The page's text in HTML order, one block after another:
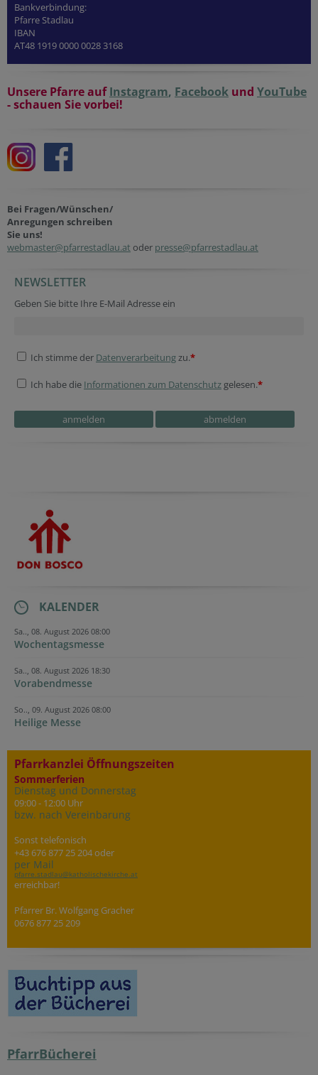
Bankverbindung:
Pfarre Stadlau
IBAN
AT48 1919 0000 0028 3168
Unsere Pfarre auf Instagram, Facebook und YouTube
- schauen Sie vorbei!
Bei Fragen/Wünschen/
Anregungen schreiben
Sie uns!
webmaster@pfarrestadlau.at oder presse@pfarrestadlau.at
NEWSLETTER
Geben Sie bitte Ihre E-Mail Adresse ein
Ich stimme der Datenverarbeitungzu.*
Ich habe die Informationen zum Datenschutz gelesen.*
KALENDER
Sa.., 08. August 2026 08:00
Wochentagsmesse
Sa.., 08. August 2026 18:30
Vorabendmesse
So.., 09. August 2026 08:00
Heilige Messe
Pfarrkanzlei Öffnungszeiten
Sommerferien
Dienstag und Donnerstag
09:00 - 12:00 Uhr
bzw. nach Vereinbarung
Sonst telefonisch
+43 676 877 25 204 oder
per Mail
pfarre.stadlau@katholischekirche.at
erreichbar!
Pfarrer Br. Wolfgang Gracher
0676 877 25 209
PfarrBücherei